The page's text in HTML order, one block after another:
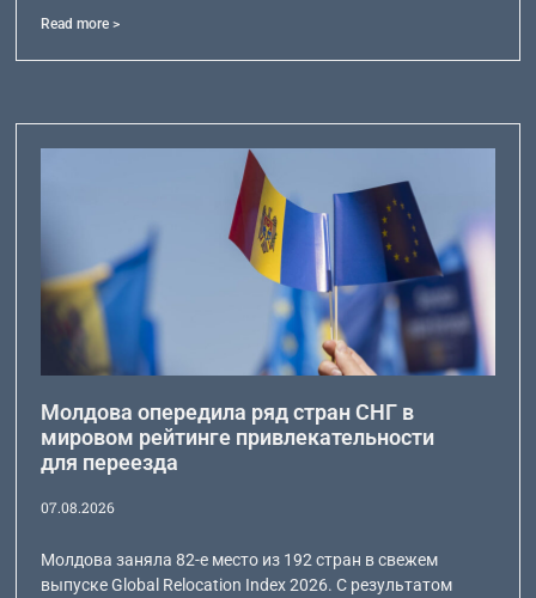
Read more >
Молдова опередила ряд стран СНГ в
мировом рейтинге привлекательности
для переезда
07.08.2026
Молдова заняла 82-е место из 192 стран в свежем
выпуске Global Relocation Index 2026. С результатом